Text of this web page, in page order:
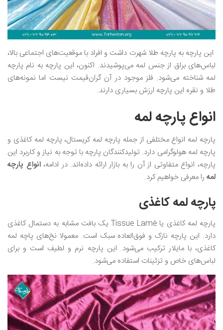
این پارچه به پارچه طلا شهرت داشت و افراد با موقعیت‌های اجتماعی بالا،
لباس‌های براق از جنس لمه می‌پوشیدند. اکنون، این پارچه به نام پارچه
لمه شناخته می‌شود. فلز موجود در آن گران‌قیمت نیست اما نمونه‌های
طلا و نقره این پارچه ارزش بسیاری دارند.
انواع پارچه لمه
پارچه لمه انواع مختلفی از جمله پارچه لمه کریستال، پارچه لمه کاغذی و
پارچه لمه هولوگرامی دارد. تولیدکنندگان پارچه با توجه به نیاز و کاربرد این
پارچه، انواع متفاوتی از آن را به بازار ارائه داده‌اند. در ادامه،انواع پارچه
لمه را معرفی خواهیم کرد.
پارچه لمه کاغذی
پارچه لمه کاغذی یا Tissue Lamé یک بافت مشابه به دستمال کاغذی
دارد. این پارچه نازک و فوق‌العاده سبک است. معمولا نخ‌های پاچه لمه
کاغذی، با مایلار ترکیب می‌شود. این پارچه نرم و لطیف است و برای
لباس‌های خاص و تزئینات استفاده می‌شود.